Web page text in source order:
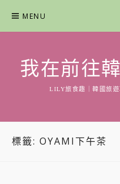
content
MENU
我在前往
LILY旅食趣｜韓國旅
標籤: OYAMI下午茶